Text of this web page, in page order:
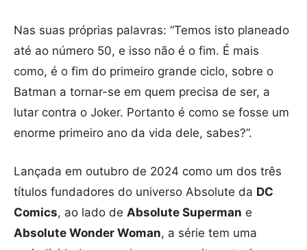
Nas suas próprias palavras: “Temos isto planeado
até ao número 50, e isso não é o fim. É mais
como, é o fim do primeiro grande ciclo, sobre o
Batman a tornar-se em quem precisa de ser, a
lutar contra o Joker. Portanto é como se fosse um
enorme primeiro ano da vida dele, sabes?”.
Lançada em outubro de 2024 como um dos três
títulos fundadores do universo Absolute da DC
Comics, ao lado de Absolute Superman e
Absolute Wonder Woman, a série tem uma